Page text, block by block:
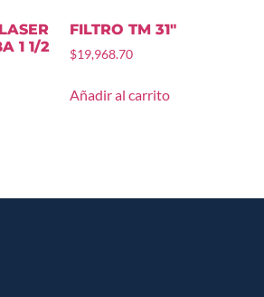
1 1/2
FILTRO TM 31″
$19,968.70
Añadir al carrito